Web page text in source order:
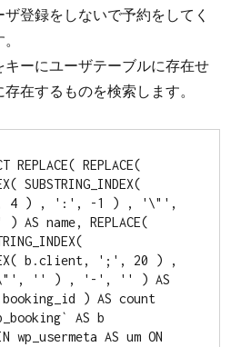
登録をしないで予約をしてく
ーにユーザテーブルに存在せ
在するものを検索します。
REPLACE( REPLACE(
SUBSTRING_INDEX(
4 ) , ':', -1 ) , '\"',
name, REPLACE(
b.client, ';', 20 ) ,
'' ) , '-', '' ) AS
) AS count
AS b
wp_usermeta AS um ON